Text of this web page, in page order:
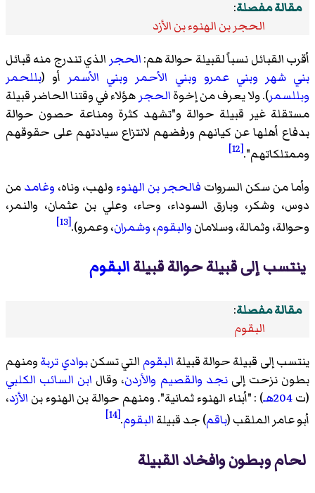
مقالة مفصلة:
الحجر بن الهنوء بن الأزد
أقرب القبائل نسباً لقبيلة حوالة هم:الحجر الذي تندرج منه قبائل
بني شهر وبني عمرو وبني الأحمر وبني الأسمر أو (بللحمر
وبللسمر). ولا يعرف من إخوةالحجر هؤلاء في وقتنا الحاضر قبيلة
مستقلة غير قبيلة حوالة و"تشهد كثرة ومناعة حصون حوالة
بدفاع أهلها عن كيانهم ورفضهم لانتزاع سيادتهم على حقوقهم
وممتلكاتهم".[12]
وأما من سكن السروات فالحجر بن الهنوء ولهب، وناه، وغامدمن
دوس، وشكر، وبارق السوداء، وحاء، وعلي بن عثمان، والنمر،
وحوالة، وثمالة، وسلامانوالبقوم،وشمران، وعمرو).[13]
ينتسب إلى قبيلة حوالة قبيلةالبقوم
مقالة مفصلة:
البقوم
ينتسب إلى قبيلة حوالة قبيلةالبقوم التي تسكنبوادي تربةومنهم
بطون نزحت إلىنجد والقصيم والأردن، وقال ابن السائب الكلبي
(ت204هـ ) : "أبناء الهنوء ثمانية". ومنهم حوالة بن الهنوء بن الأزد،
أبو عامر الملقب (باقم) جد قبيلةالبقوم.
[14]
لحام وبطون وافخاد القبيلة